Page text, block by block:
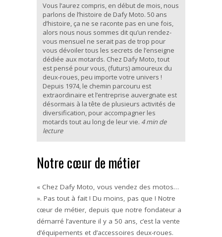
Vous l’aurez compris, en début de mois, nous
parlons de l’histoire de Dafy Moto. 50 ans
d’histoire, ça ne se raconte pas en une fois,
alors nous nous sommes dit qu’un rendez-
vous mensuel ne serait pas de trop pour
vous dévoiler tous les secrets de l’enseigne
dédiée aux motards. Chez Dafy Moto, tout
est pensé pour vous, (futurs) amoureux du
deux-roues, peu importe votre univers !
Depuis 1974, le chemin parcouru est
extraordinaire et l’entreprise auvergnate est
désormais à la tête de plusieurs activités de
diversification, pour accompagner les
motards tout au long de leur vie. 4 min de
lecture
Notre cœur de métier
« Chez Dafy Moto, vous vendez des motos…
». Pas tout à fait ! Du moins, pas que ! Notre
cœur de métier, depuis que notre fondateur a
démarré l’aventure il y a 50 ans, c’est la vente
d’équipements et d’accessoires deux-roues.